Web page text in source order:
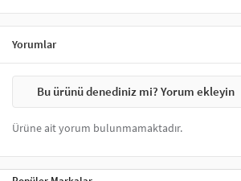
Yorumlar
Bu ürünü denediniz mi? Yorum ekleyin
Ürüne ait yorum bulunmamaktadır.